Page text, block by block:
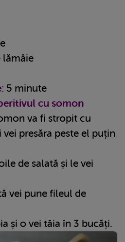
lămâie
5 minute
cu somon
va fi stropit cu
presăra peste el puțin
de salată și le vei
vei pune fileul de
și o vei tăia în 3 bucăți.